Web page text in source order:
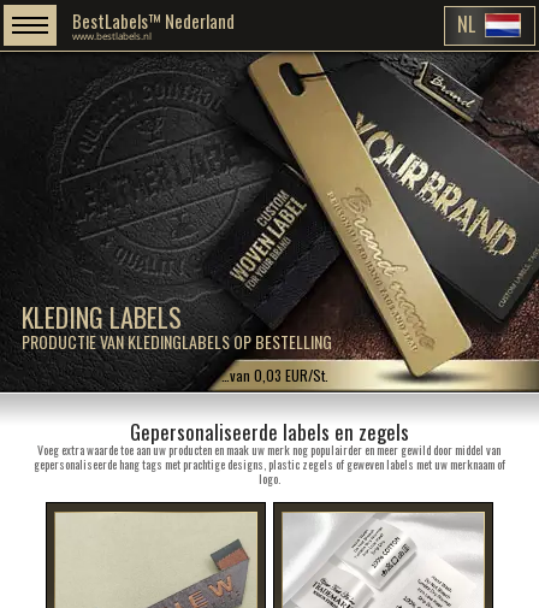
KLEDING LABELS
PRODUCTIE VAN KLEDINGLABELS OP BESTELLING
BestLabels™ Nederland
www.bestlabels.nl NL
…van 0,03 EUR/St.
Gepersonaliseerde labels en zegels
Voeg extra waarde toe aan uw producten en maak uw merk nog populairder en meer gewild door middel van
gepersonaliseerde hang tags met prachtige designs, plastic zegels of geweven labels met uw merknaam of
logo.